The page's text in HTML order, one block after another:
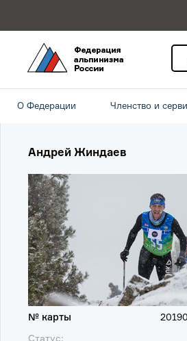
О Федерации Членство и
Андрей Жиндаев
№ карты
Статус: